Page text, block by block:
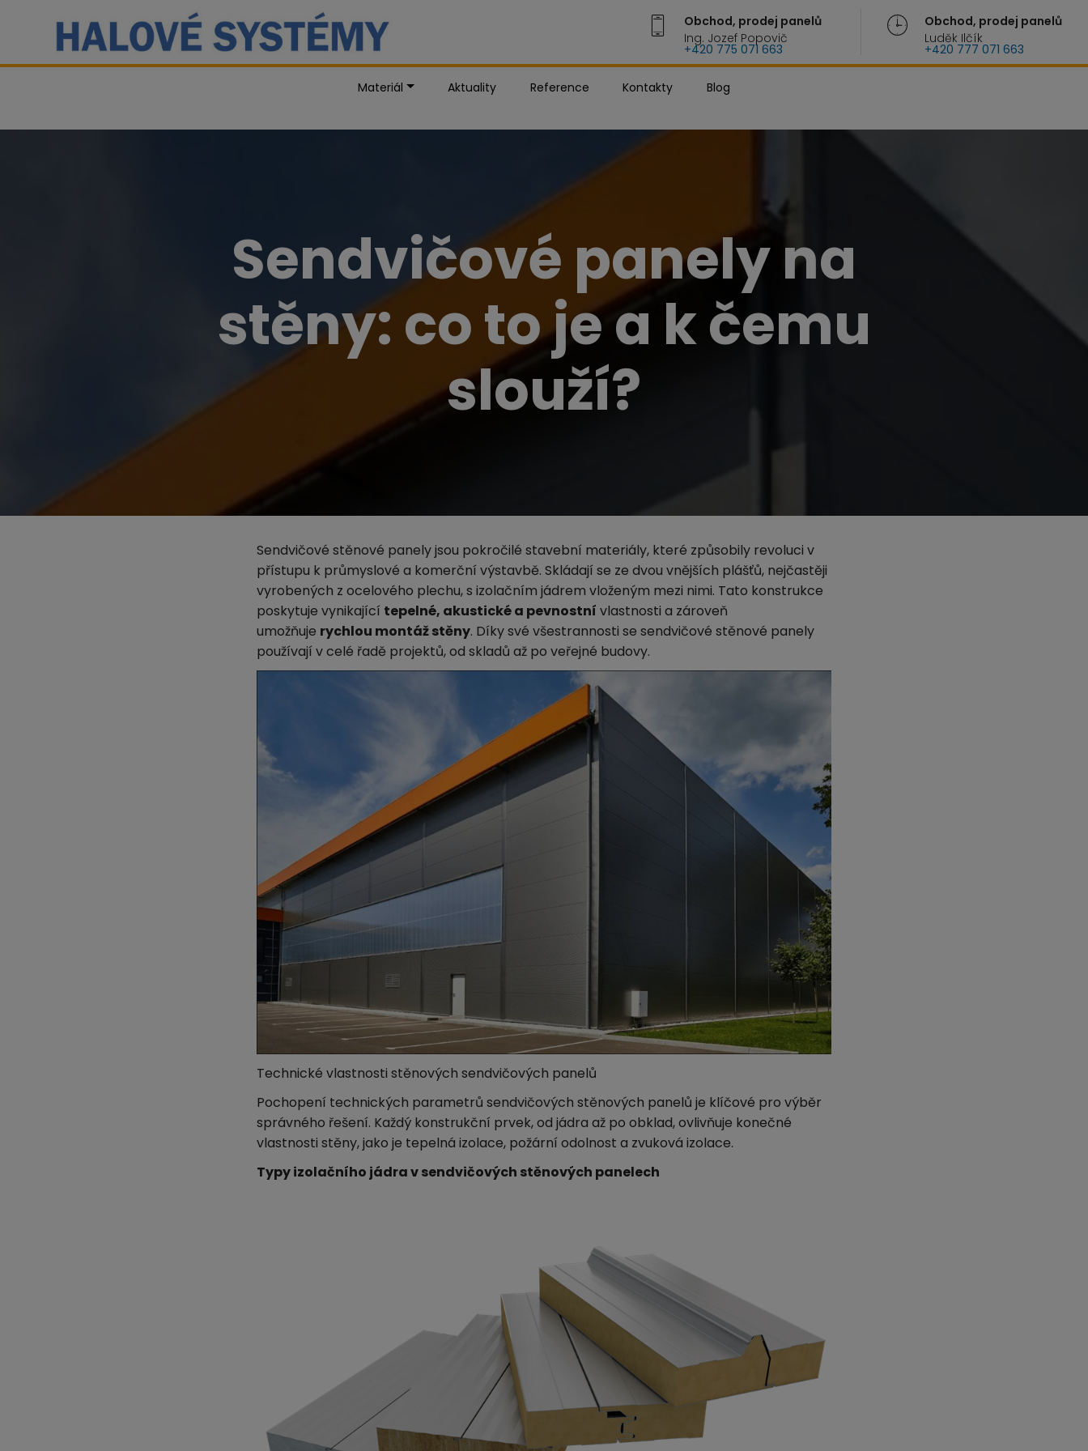
Obchod, prodej panelů
Ing. Jozef Popovič
+420 775 071 663
Obchod, prodej panelů
Luděk Ilčík
+420 777 071 663
Materiál Aktuality Reference Kontakty Blog
Sendvičové panely na
stěny: co to je a k čemu
slouží?
Sendvičové stěnové panely jsou pokročilé stavební materiály, které způsobily revoluci v
přístupu k průmyslové a komerční výstavbě. Skládají se ze dvou vnějších plášťů, nejčastěji
vyrobených z ocelového plechu, s izolačním jádrem vloženým mezi nimi. Tato konstrukce
poskytuje vynikající tepelné, akustické a pevnostní vlastnosti a zároveň
umožňuje rychlou montáž stěny. Díky své všestrannosti se sendvičové stěnové panely
používají v celé řadě projektů, od skladů až po veřejné budovy.
Technické vlastnosti stěnových sendvičových panelů
Pochopení technických parametrů sendvičových stěnových panelů je klíčové pro výběr
správného řešení. Každý konstrukční prvek, od jádra až po obklad, ovlivňuje konečné
vlastnosti stěny, jako je tepelná izolace, požární odolnost a zvuková izolace.
Typy izolačního jádra v sendvičových stěnových panelech